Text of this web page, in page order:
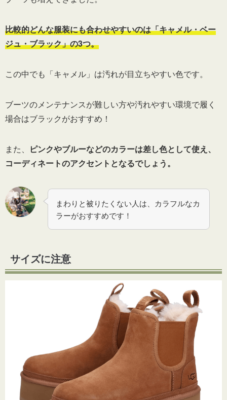
比較的どんな服装にも合わせやすいのは「キャメル・ベー
ジュ・ブラック」の3つ。
この中でも「キャメル」は汚れが目立ちやすい色です。
ブーツのメンテナンスが難しい方や汚れやすい環境で履く
場合はブラックがおすすめ！
また、
ピンクやブルーなどのカラーは差し色として使え、
コーディネートのアクセントとなるでしょう。
まわりと被りたくない人は、カラフルなカ
ラーがおすすめです！
サイズに注意